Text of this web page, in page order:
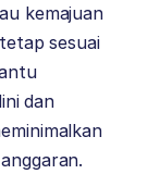
kemajuan
sesuai
dan